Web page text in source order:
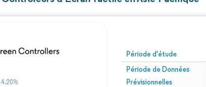
Période d'étude
Période de Données
Prévisionnelles